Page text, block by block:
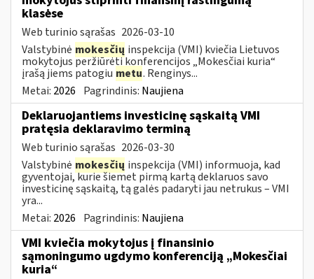
klasėse
Web turinio sąrašas 2026-03-10
Valstybinė mokesčių inspekcija (VMI) kviečia Lietuvos
mokytojus peržiūrėti konferencijos „Mokesčiai kuria“
įrašą jiems patogiu metu. Renginys...
Metai: 2026 Pagrindinis: Naujiena
Deklaruojantiems investicinę sąskaitą VMI
pratęsia deklaravimo terminą
Web turinio sąrašas 2026-03-30
Valstybinė mokesčių inspekcija (VMI) informuoja, kad
gyventojai, kurie šiemet pirmą kartą deklaruos savo
investicinę sąskaitą, tą galės padaryti jau netrukus – VMI
yra...
Metai: 2026 Pagrindinis: Naujiena
VMI kviečia mokytojus į finansinio
sąmoningumo ugdymo konferenciją „Mokesčiai
kuria“